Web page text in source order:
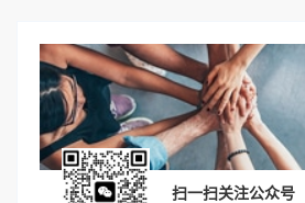
扫一扫关注公众号